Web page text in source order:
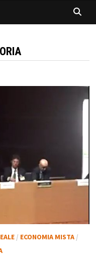
/ ECONOMIA MISTA/